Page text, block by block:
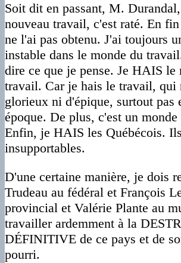
Soit dit en passant, M.
nouveau travail, c'est raté. En
ne l'ai pas obtenu. J'ai toujours
instable dans le monde du
dire ce que je pense. Je HAIS le
travail. Car je hais le travail, qui
glorieux ni d'épique, surtout pas
époque. De plus, c'est un monde
Enfin, je HAIS les Québécois.
insupportables.
D'une certaine manière, je dois
Trudeau au fédéral et François
provincial et Valérie Plante au
travailler ardemment à la
DÉFINITIVE de ce pays et de
pourri.